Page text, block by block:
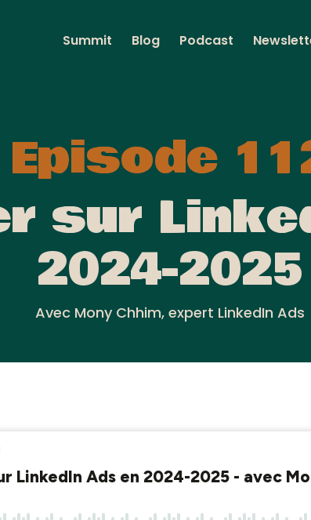
Summit Blog Podcast
Episode
sur
2024-2025
Avec Mony Chhim, expert LinkedIn Ads